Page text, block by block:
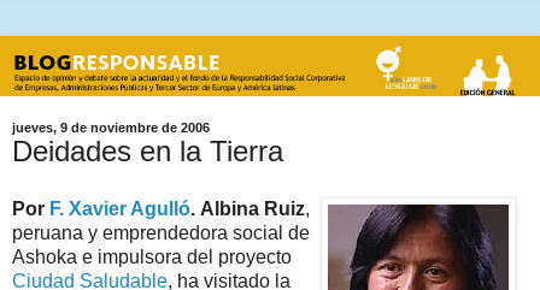
jueves, 9 de noviembre de 2006
Deidades en la Tierra
Por F. Xavier Agulló. Albina Ruiz,
peruana y emprendedora social de
Ashoka e impulsora del proyecto
Ciudad Saludable, ha visitado la